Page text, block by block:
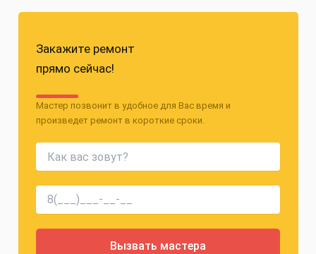
Закажите ремонт
прямо сейчас!
Мастер позвонит в удобное для Вас время и
произведет ремонт в короткие сроки.